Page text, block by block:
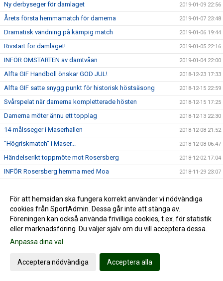
Ny derbyseger för damlaget 2019-01-09 22:56
Årets första hemmamatch för damerna 2019-01-07 23:48
Dramatisk vändning på kämpig match 2019-01-06 19:44
Rivstart för damlaget! 2019-01-05 22:16
INFÖR OMSTARTEN av damtvåan 2019-01-04 22:00
Alfta GIF Handboll önskar GOD JUL! 2018-12-23 17:33
Alfta GIF satte snygg punkt för historisk höstsäsong 2018-12-15 22:59
Svårspelat när damerna kompletterade hösten 2018-12-15 17:25
Damerna möter ännu ett topplag 2018-12-13 22:30
14-målsseger i Maserhallen 2018-12-08 21:52
"Högriskmatch" i Maser... 2018-12-08 06:47
Händelserikt toppmöte mot Rosersberg 2018-12-02 17:04
INFÖR Rosersberg hemma med Moa 2018-11-29 23:07
Stabil hemmaseger = 7:e raka 2018-11-24 17:49
Seriens enda farmarlag på besök
2018-11-04 19:27
Alfta GIF - HK Ceres Norrtälje | Cancermatchen
INFÖR hemmamatch mot HK Ceres
Helahalsingland.se: Superstart för Alfta i tvåans topp
För att hemsidan ska fungera korrekt använder vi nödvändiga
cookies från SportAdmin. Dessa går inte att stänga av.
Föreningen kan också använda frivilliga cookies, t.ex. för statistik
eller marknadsföring. Du väljer själv om du vill acceptera dessa.
Anpassa dina val
Acceptera nödvändiga Acceptera alla